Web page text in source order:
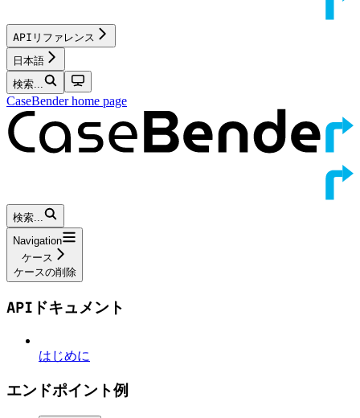
APIリファレンス
日本語
検索...
CaseBenderhome page
検索...
Navigation
ケース
ケースの削除
APIドキュメント
はじめに
エンドポイント例